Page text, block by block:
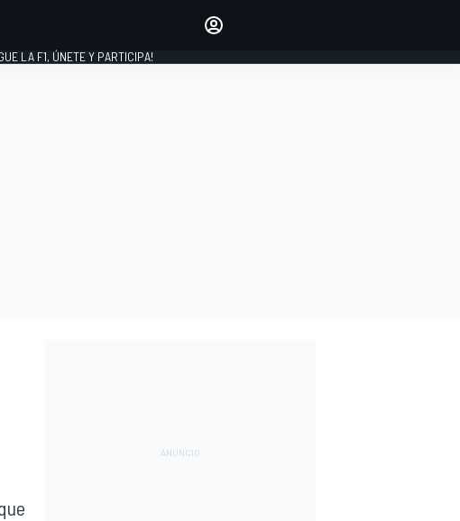
LA F1, ÚNETE Y PARTICIPA!